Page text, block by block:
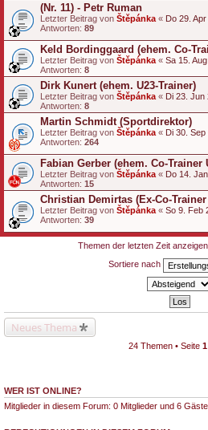
(Nr. 11) - Petr Ruman
Letzter Beitrag von Štěpánka « Do 29.
Antworten: 89
Keld Bordinggaard (ehem. Co-
Letzter Beitrag von Štěpánka « Sa 15.
Antworten: 8
Dirk Kunert (ehem. U23-Trainer)
Letzter Beitrag von Štěpánka « Di 23. Jun
Antworten: 8
Martin Schmidt (Sportdirektor)
Letzter Beitrag von Štěpánka « Di 30.
Antworten: 264
Fabian Gerber (ehem. Co-Trainer
Letzter Beitrag von Štěpánka « Do 14.
Antworten: 15
Christian Demirtas (Ex-Co-Trainer
Letzter Beitrag von Štěpánka « So 9. Feb
Antworten: 39
Themen der letzten Zeit
Sortiere nach
Neues Thema
24 Themen • Seite 1
WER IST ONLINE?
Mitglieder in diesem Forum: 0 Mitglieder und 6 Gäste